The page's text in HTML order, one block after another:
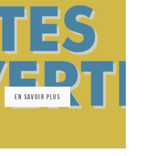
En savoir plus